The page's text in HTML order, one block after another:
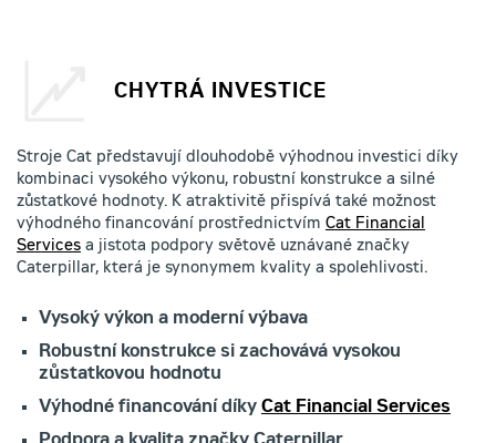
CHYTRÁ INVESTICE
Stroje Cat představují dlouhodobě výhodnou investici díky
kombinaci vysokého výkonu, robustní konstrukce a silné
zůstatkové hodnoty. K atraktivitě přispívá také možnost
výhodného financování prostřednictvím Cat Financial
Services a jistota podpory světově uznávané značky
Caterpillar, která je synonymem kvality a spolehlivosti.
Vysoký výkon a moderní výbava
Robustní konstrukce si zachovává vysokou
zůstatkovou hodnotu
Výhodné financování díky Cat Financial Services